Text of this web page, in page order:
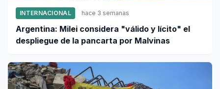
INTERNACIONAL hace 3 semanas
Argentina: Milei considera "válido y lícito" el
despliegue de la pancarta por Malvinas